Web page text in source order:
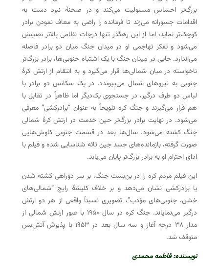
بزرگ‌تر احساس مسئولیت می‌کند و در صحنهٔ نبرد دست به
اقدامات جسورانه می‌زند تا فرمانده را راضی به معاف نمودن برادر
کوچک‌تر نماید، اما از این رهگذر تنها درجات نظامی بالاتر نصیبش
می‌شود و تفکر تهاجمی او در میدان جنگ میان دو برادر فاصله
می‌اندازد. جایی در میدان جنگ با یک اشتباه جنوبی‌ها، برادر بزرگ‌تر
ناخواسته در میان شمالی‌ها قرار می‌گیرد و به انتقام از ارتش کرهٔ
جنوبی به نیروهای شمال می‌پیوندد. در یک سکانس دو برادر با
لباس دو طرف درگیر، در جستجوی یک‌دیگر اما ظاهراً در تقابل با
هم قرار می‌گیرند و جنگ کره تلویحاً به عنوان “برادرکشی” معرفی
می‌شود. در نهایت برادر بزرگ‌تر حین خدمت در ارتش کرهٔ شمالی
جنگ کشته می‌شود. سال‌ها بعد در قسمت جنوبی کاوش‌هایی
صورت گرفته، بازمانده‌های جسد جین تائه شناسایی شده و فیلم با
ادای احترام او به برادر بزرگ‌تر پایان می‌یابد.
این فیلم مردم کره را در بن‌بست جنگ، بر سر دوراهی کشته شدن
یا برادرکشی نشان می‌دهد و بر خلاف کلیشهٔ رایج “شمالی‌های
خشن، جنوبی‌های مؤدب”، تصویری نسبتاً واقعی از هر دو ارتش
درگیر می‌نمایاند. جنگ کره در سال ۱۹۵۰ با عبور ارتش شمالی از
مدار ۳۸ درجه آغاز و سه سال بعد در ۱۹۵۳ با پذیرش آتش‌بس
متوقف شد.
نویسنده: فاطمه محمدی